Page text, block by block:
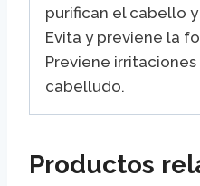
purifican el cabello
Evita y previene la
Previene
cabelludo.
Productos